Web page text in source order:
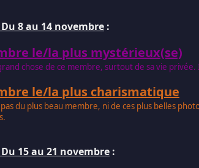
8 au 14 novembre :
le/la plus mystérieux(se)
chose de ce membre, surtout de sa vie
le/la plus charismatique
du plus beau membre, ni de ces plus belles
15 au 21 novembre :